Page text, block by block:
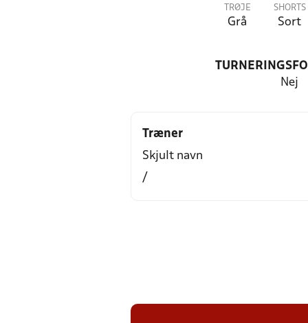
TRØJE
Grå
SHORTS
Sort
Nej
Træner
Skjult navn
/